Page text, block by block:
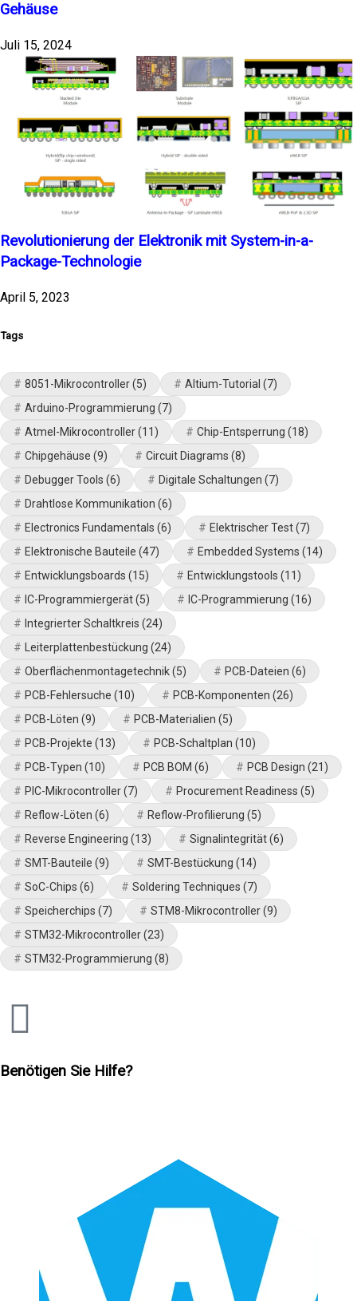
Gehäuse
Juli 15, 2024
Revolutionierung der Elektronik mit System-in-a-
Package-Technologie
April 5, 2023
Tags
8051-Mikrocontroller(5) Altium-Tutorial (7)
Arduino-Programmierung (7)
Atmel-Mikrocontroller(11) Chip-Entsperrung (18)
Chipgehäuse (9) Circuit Diagrams (8)
Debugger Tools (6) Digitale Schaltungen (7)
Drahtlose Kommunikation (6)
Electronics Fundamentals (6) Elektrischer Test(7)
Elektronische Bauteile (47) Embedded Systems (14)
Entwicklungsboards (15) Entwicklungstools (11)
IC-Programmiergerät(5) IC-Programmierung (16)
Integrierter Schaltkreis (24)
Leiterplattenbestückung (24)
Oberflächenmontagetechnik(5) PCB-Dateien (6)
PCB-Fehlersuche (10) PCB-Komponenten (26)
PCB-Löten (9) PCB-Materialien (5)
PCB-Projekte (13) PCB-Schaltplan (10)
PCB-Typen (10) PCB BOM (6) PCB Design (21)
PIC-Mikrocontroller(7) Procurement Readiness (5)
Reflow-Löten (6) Reflow-Profilierung (5)
Reverse Engineering (13) Signalintegrität(6)
SMT-Bauteile (9) SMT-Bestückung (14)
SoC-Chips (6) Soldering Techniques (7)
Speicherchips (7) STM8-Mikrocontroller(9)
STM32-Mikrocontroller(23)
STM32-Programmierung (8)
Benötigen Sie Hilfe?